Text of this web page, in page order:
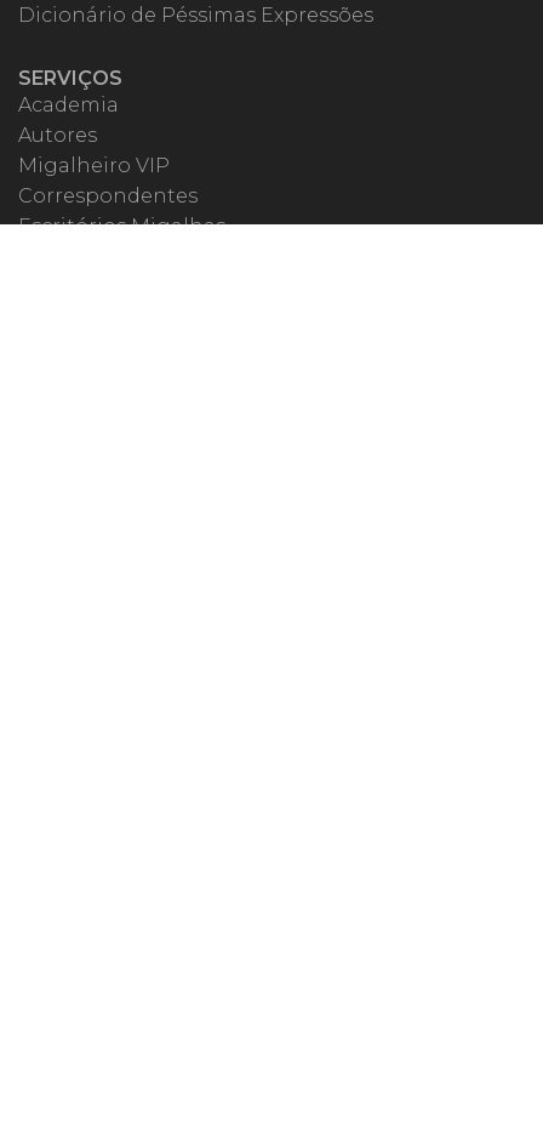
Dicionário de Péssimas Expressões
SERVIÇOS
Academia
Autores
Migalheiro VIP
Correspondentes
Escritórios Migalhas